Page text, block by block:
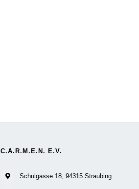
C.A.R.M.E.N. E.V.
Schulgasse 18, 94315 Straubing